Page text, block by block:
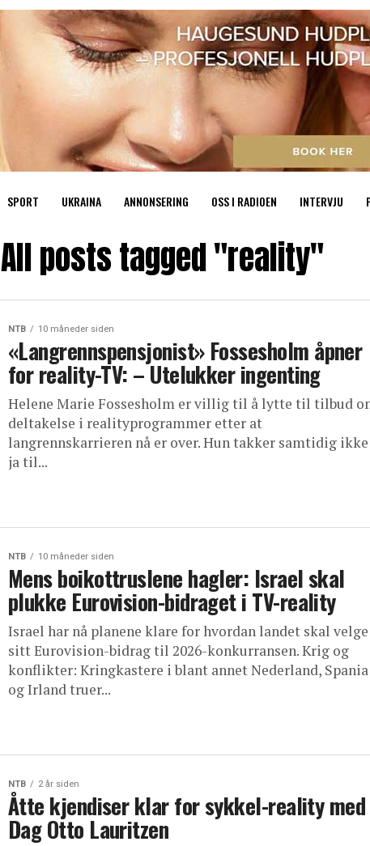
SPORT UKRAINA ANNONSERING OSS I RADIOEN INTERVJU
All posts tagged "reality"
NTB 10 måneder siden
«Langrennspensjonist» Fossesholm åpner
for reality-TV: – Utelukker ingenting
Helene Marie Fossesholm er villig til å lytte til tilbud
deltakelse i realityprogrammer etter at
langrennskarrieren nå er over. Hun takker samtidig ikke
ja til...
NTB 10 måneder siden
Mens boikottruslene hagler: Israel skal
plukke Eurovision-bidraget i TV-reality
Israel har nå planene klare for hvordan landet skal velge
sitt Eurovision-bidrag til 2026-konkurransen. Krig og
konflikter: Kringkastere i blant annet Nederland, Spania
og Irland truer...
NTB 2 år siden
Åtte kjendiser klar for sykkel-reality med
Dag Otto Lauritzen